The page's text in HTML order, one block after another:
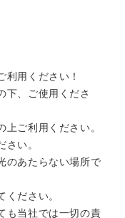
利用ください！
下、ご使用くださ
ご利用ください。
い。
のあたらない場所で
ださい。
も当社では一切の責